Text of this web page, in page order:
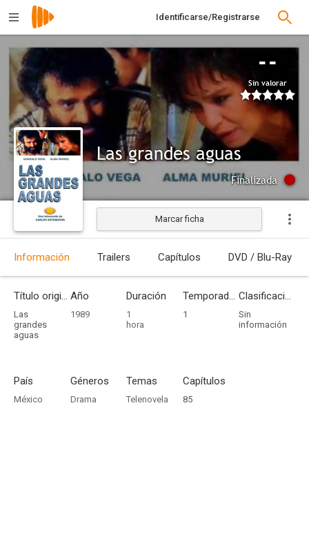
Identificarse/Registrarse
--
Sin valorar
Las grandes aguas
Finalizada
Marcar ficha
Información Trailers Capítulos DVD / Blu-Ray
Título original
Las
grandes
aguas
Año
1989
Duración
1
hora
Temporadas
1
Clasificación por edades
Sin
información
País
México
Géneros
Drama
Temas
Telenovela
Capítulos
85